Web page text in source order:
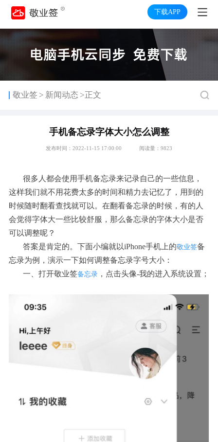
下载APP
敬业签 > 新闻动态 >正文
手机备忘录字体大小怎么调整
发布时间：2022-11-15 17:00:00 阅读量：9823
很多人都会使用手机备忘录来记录自己的一些信息，
这样我们就不用花费太多的时间和精力去记忆了，用到的
时候随时翻看查找就可以。在翻看备忘录的时候，有的人
会觉得字体大一些比较舒服，那么备忘录的字体大小是否
可以调整呢？
答案是肯定的。下面小编就以iPhone手机上的敬业签备
忘录为例，演示一下如何调整备忘录字号大小：
一、打开敬业签备忘录，点击头像-我的进入系统设置；